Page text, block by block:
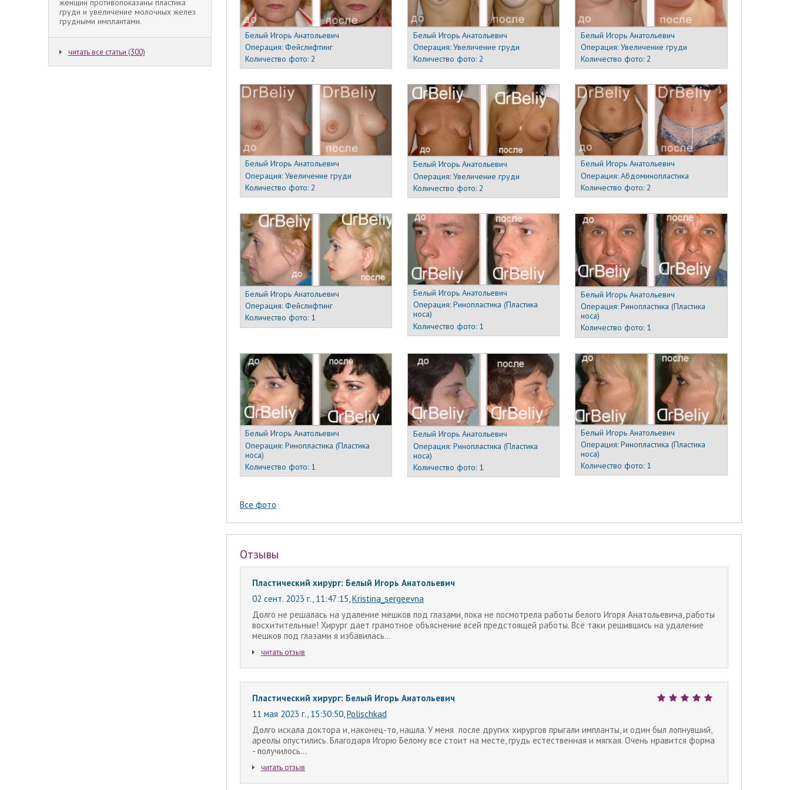
женщин противопоказаны пластика
груди и увеличение молочных желез
грудными имплантами.
читать все статьи (300)
Белый Игорь Анатольевич
Операция:Фейслифтинг
Количество фото:2
Белый Игорь Анатольевич
Операция: Увеличение груди
Количество фото: 2
Белый Игорь Анатольевич
Операция: Увеличение груди
Количество фото: 2
Белый Игорь Анатольевич
Операция:Увеличение груди
Количество фото:2
Белый Игорь Анатольевич
Операция: Увеличение груди
Количество фото: 2
Белый Игорь Анатольевич
Операция: Абдоминопластика
Количество фото: 2
Белый Игорь Анатольевич
Операция:Фейслифтинг
Количество фото: 1
Белый Игорь Анатольевич
Операция: Ринопластика (Пластика
носа)
Количество фото: 1
Белый Игорь Анатольевич
Операция: Ринопластика (Пластика
носа)
Количество фото: 1
Белый Игорь Анатольевич
Операция:Ринопластика (Пластика
носа)
Количество фото: 1
Белый Игорь Анатольевич
Операция: Ринопластика (Пластика
носа)
Количество фото: 1
Белый Игорь Анатольевич
Операция: Ринопластика (Пластика
носа)
Количество фото: 1
Все фото
Отзывы
Пластический хирург: Белый Игорь Анатольевич
02 сент. 2023 г., 11:47:15,Kristina_sergeevna
Долго не решалась на удаление мешков под глазами, пока не посмотрела работы белого Игоря Анатольевича, работы
восхитительные! Хирург дает грамотное объяснение всей предстоящей работы. Всё таки решившись на удаление
мешков под глазами я избавилась...
читать отзыв
Пластический хирург: Белый Игорь Анатольевич
11 мая 2023 г., 15:30:50,Polischkad
Долго искала доктора и, наконец-то, нашла. У меня после других хирургов прыгали импланты, и один был лопнувший,
ареолы опустились. Благодаря Игорю Белому все стоит на месте, грудь естественная и мягкая. Очень нравится форма
- получилось...
читать отзыв